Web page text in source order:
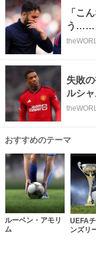
「こ
う……
監督
失敗
ルシ
賛
おすすめのテーマ
ルーベン・アモリ
ム
UEFA
ンズリ